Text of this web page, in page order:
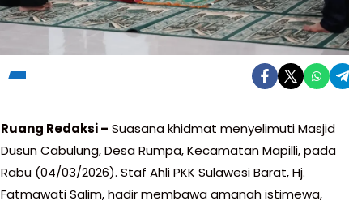
Ruang Redaksi – Suasana khidmat menyelimuti Masjid
Dusun Cabulung, Desa Rumpa, Kecamatan Mapilli, pada
Rabu (04/03/2026). Staf Ahli PKK Sulawesi Barat, Hj.
Fatmawati Salim, hadir membawa amanah istimewa,